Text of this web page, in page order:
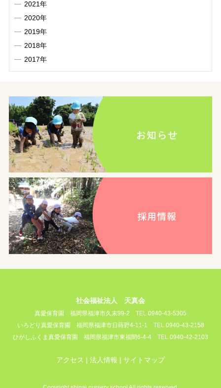
2021年
2020年
2019年
2018年
2017年
社会福祉法人 天真会
真愛保育園 福岡県福津市久末99-2
TEL 0940-43-5305
いろどり真愛保育園 福岡県福津市日蒔野4-11-1
TEL 0940-43-2158
ひがしふくま真愛保育園 福岡県福津市東福間6-4-4 TEL 0940-42-2103
アクセス 法人情報 サイトマップ